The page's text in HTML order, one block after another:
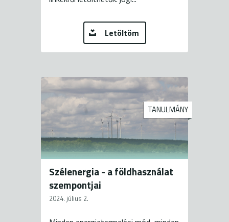
Letöltöm
TANULMÁNY
Szélenergia - a földhasználat
szempontjai
2024. július 2.